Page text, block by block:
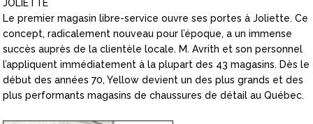
JOLIETTE
Le premier magasin libre-service ouvre ses portes à Joliette. Ce
concept, radicalement nouveau pour l’époque, a un immense
succès auprès de la clientèle locale. M. Avrith et son personnel
l’appliquent immédiatement à la plupart des 43 magasins. Dès le
début des années 70, Yellow devient un des plus grands et des
plus performants magasins de chaussures de détail au Québec.